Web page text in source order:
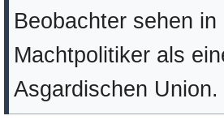
Beobachter sehen
Machtpolitiker als
Asgardischen Union.